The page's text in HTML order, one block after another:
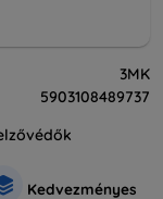
3MK
5903108489737
Kedvezményes